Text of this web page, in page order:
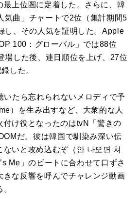
最上位圏に定着した。さらに、韓
気曲」チャートで2位（集計期間5
し、その人気を証明した。Apple
100：グローバル」では88位
場した後、連日順位を上げ、27位
した。
いたら忘れられないメロディで予
）を生み出すなど、大衆的な人
付け役となったのはtvN「驚きの
だ。彼は韓国で馴染み深い伝
ないと攻め込むぞ（안 나오면 쳐
Me」のビートに合わせて口ずさ
きな反響を呼んでチャレンジ動画